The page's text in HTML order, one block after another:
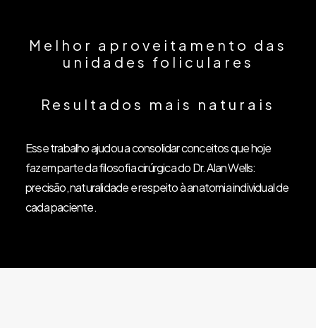
Melhor aproveitamento das
unidades foliculares
Resultados mais naturais
Esse trabalho ajudou a consolidar conceitos que hoje
fazem parte da filosofia cirúrgica do Dr. Alan Wells:
precisão, naturalidade e respeito à anatomia individual de
cada paciente.